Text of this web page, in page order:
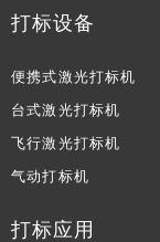
打标设备
便携式激光打标机
台式激光打标机
飞行激光打标机
气动打标机
打标应用